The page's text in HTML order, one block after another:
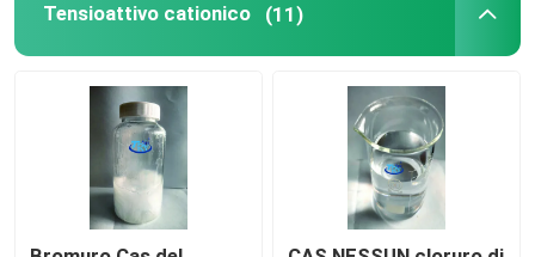
Tensioattivo cationico (11)